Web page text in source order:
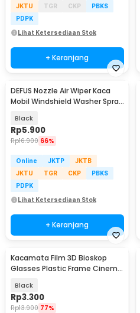
JKTU
TGR CKP
PBKS
PDPK
Lihat Ketersediaan Stok
+ Keranjang
DEFUS Nozzle Air Wiper Kaca
Mobil Windshield Washer Spray
Black
Rp5.900
Rp16.900 66%
Online JKTP
JKTB
JKTU
TGR CKP
PBKS
PDPK
Lihat Ketersediaan Stok
+ Keranjang
Kacamata Film 3D Bioskop
Glasses Plastic Frame Cinema
Black
Rp3.300
Rp13.900 77%